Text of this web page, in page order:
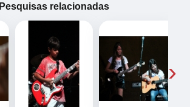
Pesquisas relacionadas
›